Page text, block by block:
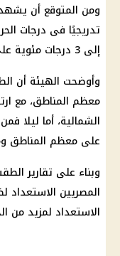
ومن المتوقع أن يشهد
إلى 3 درجات مئوية على شمال البلاد حتى القاهرة الكبرى.
وأوضحت الهيئة أن
معظم المناطق، مع
الشمالية، أما ليلا
على معظم المناطق
وبناء على تقارير
المصريين الاستعداد
الاستعداد لمزيد من